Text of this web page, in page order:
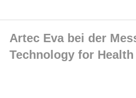
Artec Eva bei der
Technology for Health